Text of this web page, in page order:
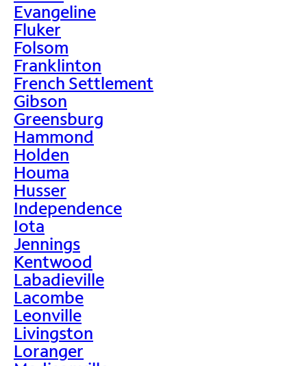
Evangeline
Fluker
Folsom
Franklinton
French Settlement
Gibson
Greensburg
Hammond
Holden
Houma
Husser
Independence
Iota
Jennings
Kentwood
Labadieville
Lacombe
Leonville
Livingston
Loranger